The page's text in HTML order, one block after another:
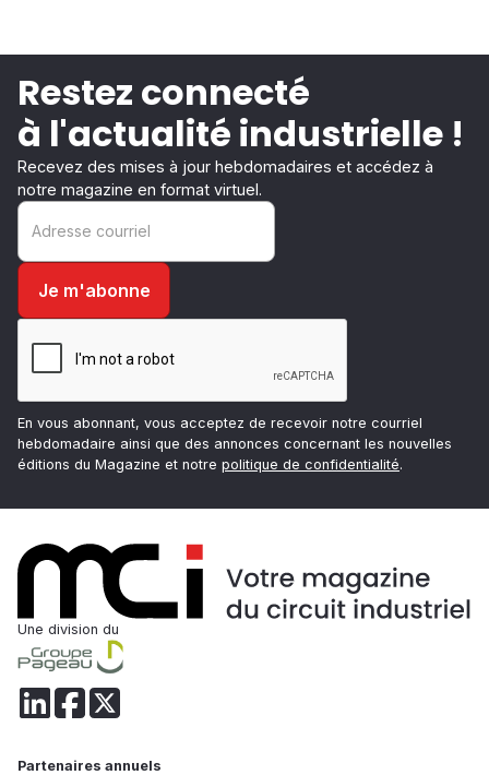
Restez connecté
à l'actualité industrielle !
Recevez des mises à jour hebdomadaires et accédez à
notre magazine en format virtuel.
En vous abonnant, vous acceptez de recevoir notre courriel
hebdomadaire ainsi que des annonces concernant les nouvelles
éditions du Magazine et notre politique de confidentialité.
Une division du
Partenaires annuels